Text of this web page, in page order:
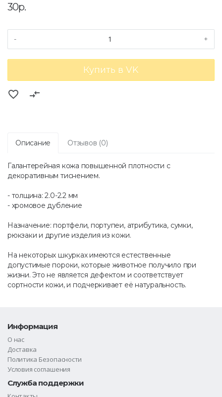
30р.
- +
Купить в VK
favorite_border compare_arrows
Описание Отзывов (0)
Галантерейная кожа повышенной плотности с
декоративным тиснением.
- толщина: 2.0-2.2 мм
- хромовое дубление
Назначение: портфели, портупеи, атрибутика, сумки,
рюкзаки и другие изделия из кожи.
На некоторых шкурках имеются естественные
допустимые пороки, которые животное получило при
жизни. Это не является дефектом и соответствует
сортности кожи, и подчеркивает её натуральность.
Информация
О нас
Доставка
Политика Безопасности
Условия соглашения
Служба поддержки